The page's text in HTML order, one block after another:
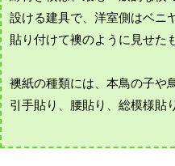
設ける建具で、洋室側はベニ
貼り付けて襖のように見せた
襖紙の種類には、本鳥の子や
引手貼り、腰貼り、総模様貼